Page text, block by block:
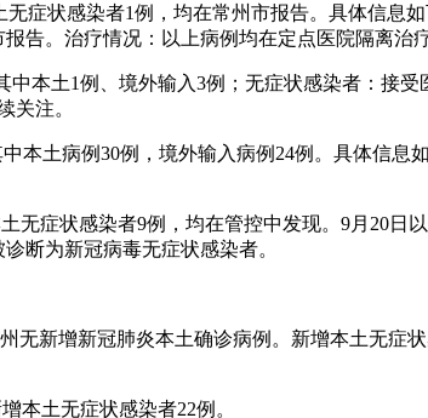
症状感染者1例，均在常州市报告。具体信息
告。治疗情况：以上病例均在定点医院隔离治疗
本土1例、境外输入3例；无症状感染者：接
关注。
本土病例30例，境外输入病例24例。具体信
无症状感染者9例，均在管控中发现。9月20
断为新冠病毒无症状感染者。
无新增新冠肺炎本土确诊病例。新增本土无
本土无症状感染者22例。